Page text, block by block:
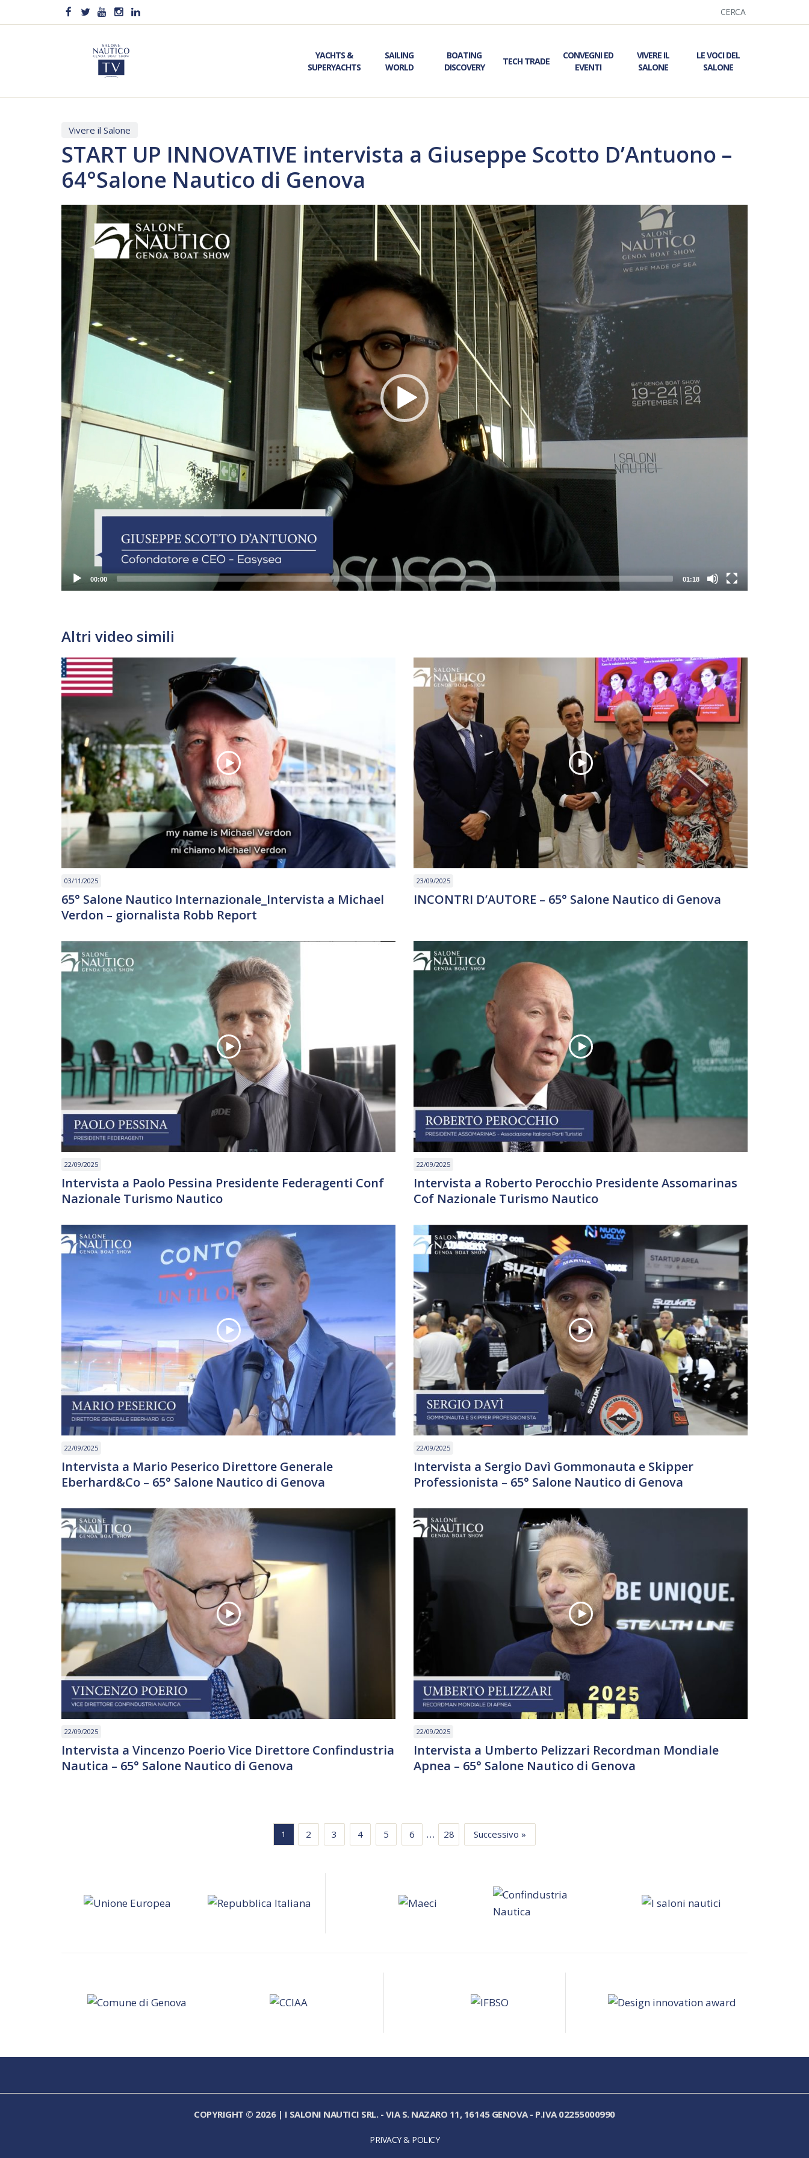
CERCA
YACHTS &
SUPERYACHTS
SAILING
WORLD
BOATING
DISCOVERY
TECH TRADE
CONVEGNI ED
EVENTI
VIVERE IL
SALONE
LE VOCI DEL
SALONE
Vivere il Salone
START UP INNOVATIVE intervista a Giuseppe Scotto D’Antuono –
64°Salone Nautico di Genova
Video
Player
00:00 01:18
Altri video simili
03/11/2025
65° Salone Nautico Internazionale_Intervista a Michael
Verdon – giornalista Robb Report
23/09/2025
INCONTRI D’AUTORE – 65° Salone Nautico di Genova
22/09/2025
Intervista a Paolo Pessina Presidente Federagenti Conf
Nazionale Turismo Nautico
22/09/2025
Intervista a Roberto Perocchio Presidente Assomarinas
Cof Nazionale Turismo Nautico
22/09/2025
Intervista a Mario Peserico Direttore Generale
Eberhard&Co – 65° Salone Nautico di Genova
22/09/2025
Intervista a Sergio Davì Gommonauta e Skipper
Professionista – 65° Salone Nautico di Genova
22/09/2025
Intervista a Vincenzo Poerio Vice Direttore Confindustria
Nautica – 65° Salone Nautico di Genova
22/09/2025
Intervista a Umberto Pelizzari Recordman Mondiale
Apnea – 65° Salone Nautico di Genova
1 2 3 4 5 6 … 28 Successivo »
COPYRIGHT © 2026 | I SALONI NAUTICI SRL. - VIA S. NAZARO 11, 16145 GENOVA- P.IVA 02255000990
PRIVACY & POLICY